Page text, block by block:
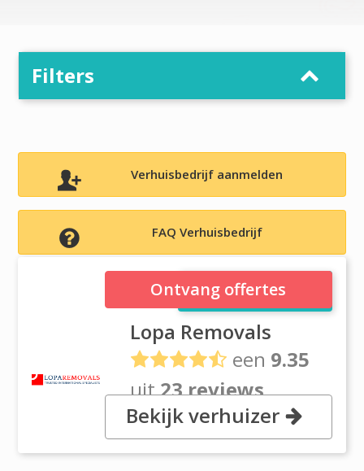
Filters
Verhuisbedrijf aanmelden
FAQ Verhuisbedrijf
Lopa Removals
Lopa Removals
een 9.35
uit23 reviews
, 178 Crow Lane, RM7 0ES
ROMFORD
Ontvang offertes
Bekijk verhuizer